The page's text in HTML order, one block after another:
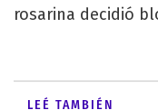
rosarina decidió
LEÉ TAMBIÉN